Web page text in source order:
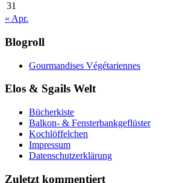
31
« Apr.
Blogroll
Gourmandises Végétariennes
Elos & Sgails Welt
Bücherkiste
Balkon- & Fensterbankgeflüster
Kochlöffelchen
Impressum
Datenschutzerklärung
Zuletzt kommentiert